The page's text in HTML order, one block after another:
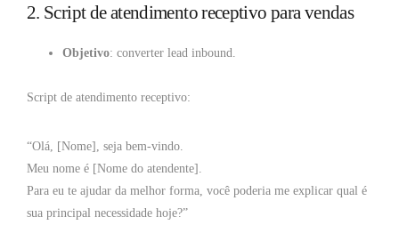
2. Script de atendimento receptivo para vendas
Objetivo: converter lead inbound.
Script de atendimento receptivo:
“Olá, [Nome], seja bem-vindo.
Meu nome é [Nome do atendente].
Para eu te ajudar da melhor forma, você poderia me explicar qual é
sua principal necessidade hoje?”